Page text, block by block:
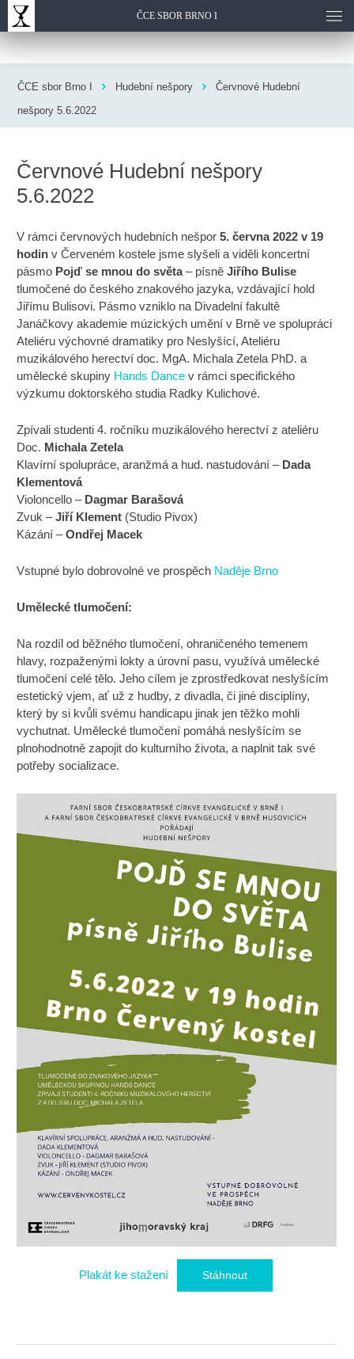
ČCE SBOR BRNO I
ČCE sbor Brno I Hudební nešpory
Červnové Hudební
nešpory 5.6.2022
Červnové Hudební nešpory
5.6.2022
V rámci červnových hudebních nešpor5. června 2022 v 19
hodin v Červeném kostele jsme slyšeli a viděli koncertní
pásmo Pojď se mnou do světa– písněJiřího Bulise
tlumočené do českého znakového jazyka, vzdávající hold
Jiřímu Bulisovi. Pásmo vzniklo na Divadelní fakultě
Janáčkovy akademie múzických umění v Brně ve spolupráci
Ateliéru výchovné dramatiky pro Neslyšící, Ateliéru
muzikálového herectví doc. MgA. Michala Zetela PhD. a
umělecké skupiny Hands Dance v rámci specifického
výzkumu doktorského studia Radky Kulichové.
Zpívali studenti 4. ročníku muzikálového herectví z ateliéru
Doc. Michala Zetela
Klavírní spolupráce, aranžmá a hud. nastudování – Dada
Klementová
Violoncello – Dagmar Barašová
Zvuk –Jiří Klement (Studio Pivox)
Kázání –Ondřej Macek
Vstupné bylo dobrovolné ve prospěch Naděje Brno
Umělecké tlumočení:
Na rozdíl od běžného tlumočení, ohraničeného temenem
hlavy, rozpaženými lokty a úrovní pasu, využívá umělecké
tlumočení celé tělo. Jeho cílem je zprostředkovat neslyšícím
estetický vjem, ať už z hudby, z divadla, či jiné disciplíny,
který by si kvůli svému handicapu jinak jen těžko mohli
vychutnat. Umělecké tlumočení pomáhá neslyšícím se
plnohodnotně zapojit do kulturního života, a naplnit tak své
potřeby socializace.
Plakát ke stažení Stáhnout